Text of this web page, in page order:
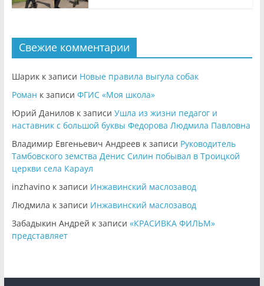
Свежие комментарии
Шарикк записи Новые правила выгула собак
Роман к записи ФГИС «Моя школа»
Юрий Даниловк записи Ушла из жизни педагог и
наставник с большой буквы Федорова Людмила Павловна
Владимир Евгеньевич Андреевк записи Руководитель
Тамбовского земства Денис Силин побывал в Троицкой
церкви села Караул
inzhavinoк записи Инжавинский маслозавод
Людмила к записи Инжавинский маслозавод
Забадыкин Андрей к записи «КРАСИВКА ФИЛЬМ»
представляет